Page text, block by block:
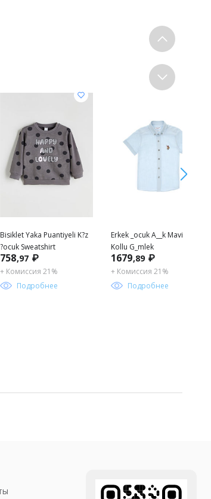
Bisiklet Yaka Puantiyeli K?z
?ocuk Sweatshirt
758,97 ₽
+ Комиссия 21%
Подробнее
Erkek _ocuk A__k Mavi K_sa
Kollu G_mlek
1679,89 ₽
+ Комиссия 21%
Подробнее